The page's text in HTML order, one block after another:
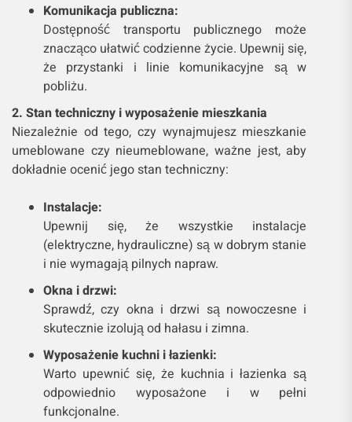
Komunikacja publiczna:
Dostępność transportu publicznego może
znacząco ułatwić codzienne życie. Upewnij się,
że przystanki i linie komunikacyjne są w
pobliżu.
2. Stan techniczny i wyposażenie mieszkania
Niezależnie od tego, czy wynajmujesz mieszkanie
umeblowane czy nieumeblowane, ważne jest, aby
dokładnie ocenić jego stan techniczny:
Instalacje:
Upewnij się, że wszystkie instalacje
(elektryczne, hydrauliczne) są w dobrym stanie
i nie wymagają pilnych napraw.
Okna i drzwi:
Sprawdź, czy okna i drzwi są nowoczesne i
skutecznie izolują od hałasu i zimna.
Wyposażenie kuchni i łazienki:
Warto upewnić się, że kuchnia i łazienka są
odpowiednio wyposażone i w pełni
funkcjonalne.